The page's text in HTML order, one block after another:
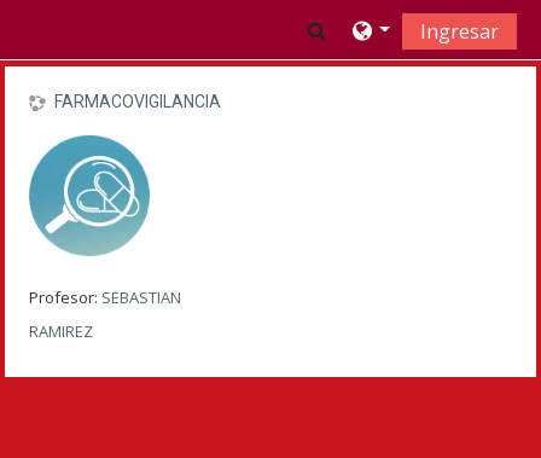
Activar oIngresar
FARMACOVIGILANCIA
Profesor: SEBASTIAN
RAMIREZ